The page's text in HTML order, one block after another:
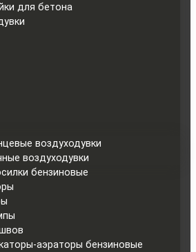
для бетона
воздуходувки
воздуходувки
бензиновые
аэраторы бензиновые